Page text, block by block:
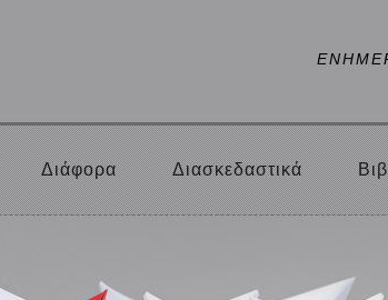
Διάφορα Διασκεδαστικά